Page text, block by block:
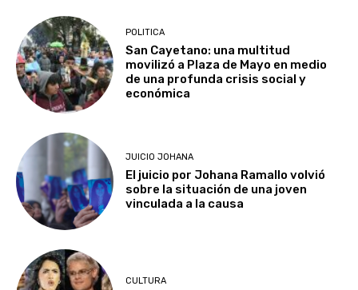
POLITICA
San Cayetano: una multitud
movilizó a Plaza de Mayo en medio
de una profunda crisis social y
económica
JUICIO JOHANA
El juicio por Johana Ramallo volvió
sobre la situación de una joven
vinculada a la causa
CULTURA